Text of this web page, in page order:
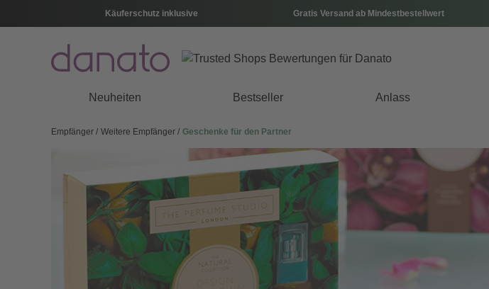
Käuferschutz inklusive Gratis Versand ab Mindestbestellwert
Neuheiten Bestseller Anlass
Empfänger Weitere Empfänger Geschenke für den Partner